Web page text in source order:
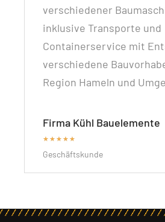
verschiedener
inklusive Transporte und
Containerservice mit
verschiedene
Region Hameln und
Firma Kühl Bauelemente
★ ★ ★ ★ ★
Geschäftskunde